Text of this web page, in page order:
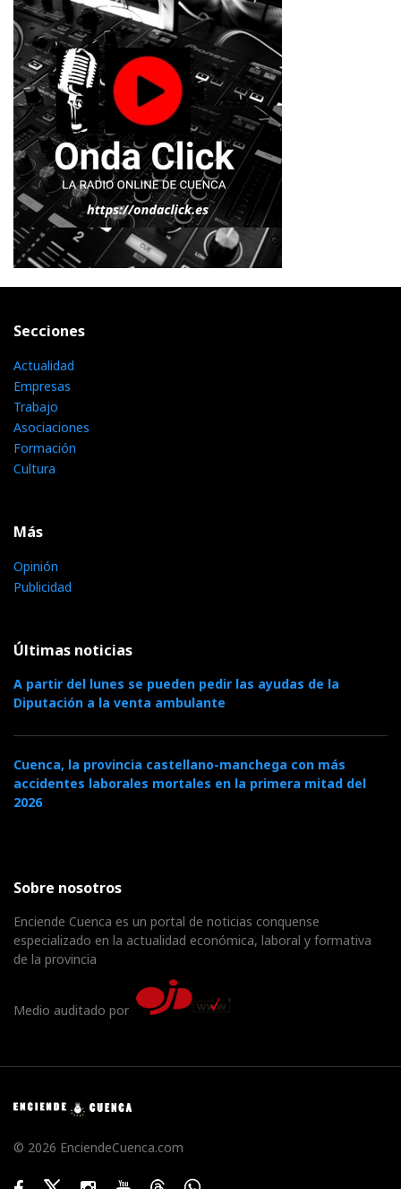
Secciones
Actualidad
Empresas
Trabajo
Asociaciones
Formación
Cultura
Más
Opinión
Publicidad
Últimas noticias
A partir del lunes se pueden pedir las ayudas de la
Diputación a la venta ambulante
Cuenca, la provincia castellano-manchega con más
accidentes laborales mortales en la primera mitad del
2026
Sobre nosotros
Enciende Cuenca es un portal de noticias conquense
especializado en la actualidad económica, laboral y formativa
de la provincia
Medio auditado por
© 2026 EnciendeCuenca.com